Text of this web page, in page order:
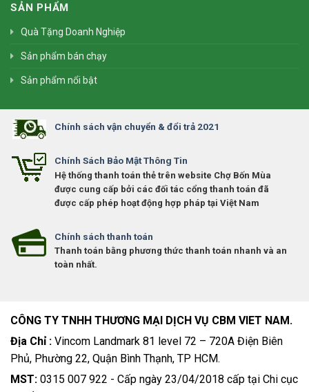
SẢN PHẨM
Quà Tặng Doanh Nghiệp
Sản phẩm bán chạy
Sản phẩm nổi bật
Chính sách vận chuyển & đổi trả 2021
Chính Sách Bảo Mật Thông Tin
Hệ thống thanh toán thẻ trên website Chợ Bốn Mùa
được cung cấp bởi các đối tác cổng thanh toán đã
được cấp phép hoạt động hợp pháp tại Việt Nam
Chính sách thanh toán
Thanh toán bằng phương thức thanh toán nhanh và an
toàn nhất.
CÔNG TY TNHH THƯƠNG MẠI DỊCH VỤ CBM VIET NAM.
Địa Chỉ : Vincom Landmark 81 level 72 – 720A Điện Biên
Phủ, Phường 22, Quận Bình Thạnh, TP HCM.
MST: 0315 007 922 - Cấp ngày 23/04/2018 cấp tại Chi cục